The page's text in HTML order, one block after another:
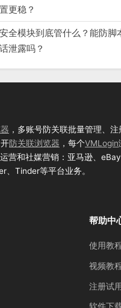
更稳？
全模块到底管什么？能防脚
泄露吗？
，多账号防关联批量管理、注
防关联浏览器 ，每个VMLogin
营和社媒营销：亚马逊、
、Tinder等平台业务。
帮助中
使用教
视频教
注册试用